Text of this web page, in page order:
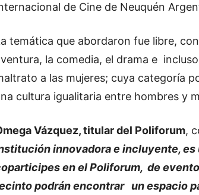
de Cine de Neuquén
temática que abordaron fue libre,
la comedia, el drama e
a las mujeres; cuya categoría
cultura igualitaria entre hombres y
Vázquez, titular del Poliforum,
innovadora e incluyente, es
en el Poliforum, de
podrán encontrar un espacio